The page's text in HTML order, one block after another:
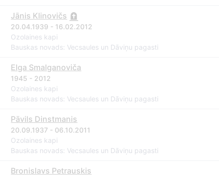
Jānis Klinovičs
20.04.1939 - 16.02.2012
Ozolaines kapi
Bauskas novads: Vecsaules un Dāviņu pagasti
Elga Smalganoviča
1945 - 2012
Ozolaines kapi
Bauskas novads: Vecsaules un Dāviņu pagasti
Pāvils Dinstmanis
20.09.1937 - 06.10.2011
Ozolaines kapi
Bauskas novads: Vecsaules un Dāviņu pagasti
Bronislavs Petrauskis